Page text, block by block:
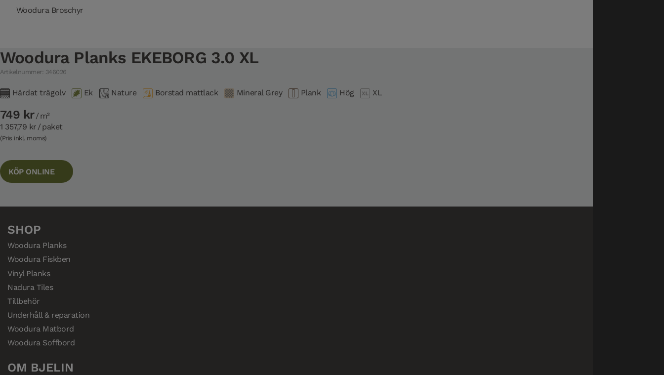
Woodura Broschyr
Woodura Planks EKEBORG 3.0 XL
Artikelnummer: 346026
Härdat trägolv Ek Nature Borstad mattlack Mineral Grey Plank Hög XL
749 kr/ m²
1 357,79 kr / paket
(Pris inkl. moms)
KÖP ONLINE
SHOP
Woodura Planks
Woodura Fiskben
Vinyl Planks
Nadura Tiles
Tillbehör
Underhåll & reparation
Woodura Matbord
Woodura Soffbord
OM BJELIN